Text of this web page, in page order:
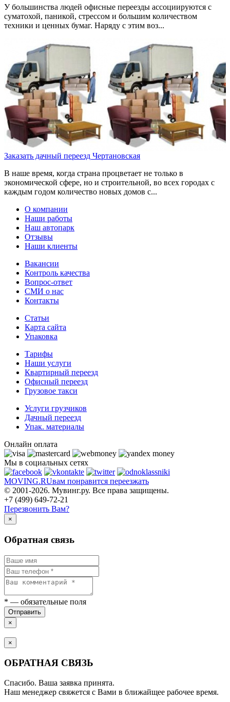
У большинства людей офисные переезды ассоциируются с
суматохой, паникой, стрессом и большим количеством
техники и ценных бумаг. Наряду с этим воз...
Заказать дачный переезд Чертановская
В наше время, когда страна процветает не только в
экономической сфере, но и строительной, во всех городах с
каждым годом количество новых домов с...
О компании
Наши работы
Наш автопарк
Отзывы
Наши клиенты
Вакансии
Контроль качества
Вопрос-ответ
СМИ о нас
Контакты
Статьи
Карта сайта
Упаковка
Тарифы
Наши услуги
Квартирный переезд
Офисный переезд
Грузовое такси
Услуги грузчиков
Дачный переезд
Упак. материалы
Онлайн оплата
Мы в социальных сетях
MOVING.RUвам понравится переезжать
© 2001-2026. Мувинг.ру. Все права защищены.
+7 (499) 649-72-21
Перезвонить Вам?
×
Обратная связь
* — обязательные поля
Отправить
×
×
ОБРАТНАЯ СВЯЗЬ
Спасибо. Ваша заявка принята.
Наш менеджер свяжется с Вами в ближайщее рабочее время.